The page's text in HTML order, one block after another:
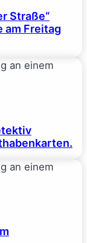
Straße“
Freitag